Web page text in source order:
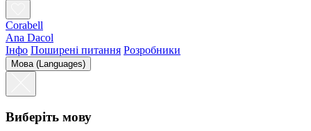
Corabell
Ana Dacol
Інфо Поширені питання Розробники
Мова (Languages)
Виберіть мову